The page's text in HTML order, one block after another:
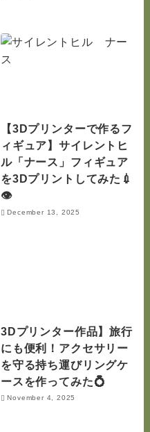
【3Dプリンターで作るフ
ィギュア】サイレントヒ
ル「ナース」フィギュア
を3Dプリントしてみた💉
👁️
December 13, 2025
3Dプリンター作品】旅行
にも便利！アクセサリー
を守る持ち運びリングケ
ースを作ってみた💍
November 4, 2025